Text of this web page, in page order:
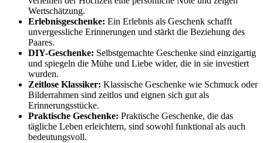
Wertschätzung.
Erlebnisgeschenke: Ein Erlebnis als Geschenk schafft
unvergessliche Erinnerungen und stärkt die Beziehung des
Paares.
DIY-Geschenke: Selbstgemachte Geschenke sind einzigartig
und spiegeln die Mühe und Liebe wider, die in sie investiert
wurden.
Zeitlose Klassiker: Klassische Geschenke wie Schmuck oder
Bilderrahmen sind zeitlos und eignen sich gut als
Erinnerungsstücke.
Praktische Geschenke: Praktische Geschenke, die das
tägliche Leben erleichtern, sind sowohl funktional als auch
bedeutungsvoll.